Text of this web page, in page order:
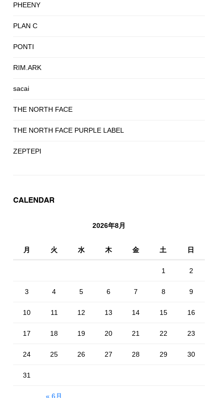
PHEENY
PLAN C
PONTI
RIM.ARK
sacai
THE NORTH FACE
THE NORTH FACE PURPLE LABEL
ZEPTEPI
CALENDAR
2026年8月
月 火 水 木 金 土 日
« 6月
1 2
3 4 5 6 7 8 9
10 11 12 13 14 15 16
17 18 19 20 21 22 23
24 25 26 27 28 29 30
31